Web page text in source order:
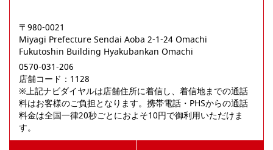
〒980-0021
Miyagi PrefectureSendai Aoba 2-1-24 Omachi
Fukutoshin Building Hyakubankan Omachi
0570-031-206
店舗コード：1128
※上記ナビダイヤルは店舗住所に着信し、着信地までの通話
料はお客様のご負担となります。携帯電話・PHSからの通話
料金は全国一律20秒ごとにおよそ10円で御利用いただけま
す。